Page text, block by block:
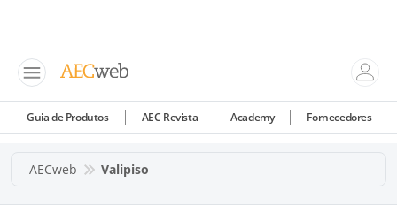
Guia de Produtos AEC Revista Academy Fornecedores
AECweb Valipiso